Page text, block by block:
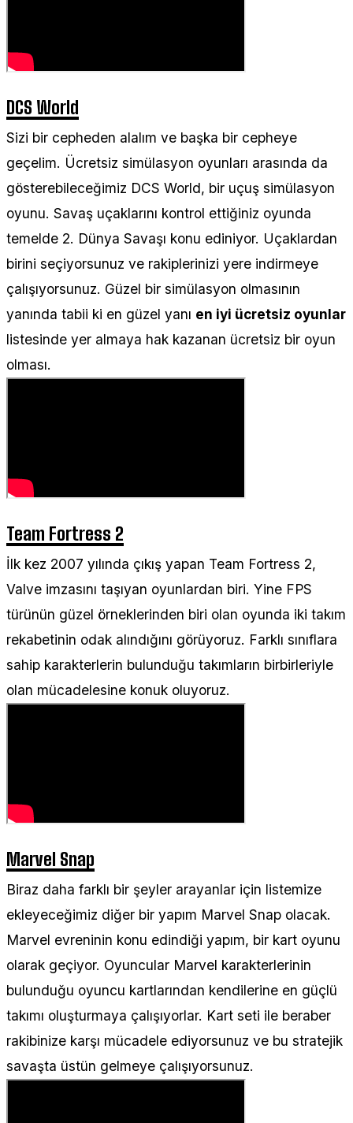
DCS World
Sizi bir cepheden alalım ve başka bir cepheye
geçelim. Ücretsiz simülasyon oyunları arasında da
gösterebileceğimiz DCS World, bir uçuş simülasyon
oyunu. Savaş uçaklarını kontrol ettiğiniz oyunda
temelde 2. Dünya Savaşı konu ediniyor. Uçaklardan
birini seçiyorsunuz ve rakiplerinizi yere indirmeye
çalışıyorsunuz. Güzel bir simülasyon olmasının
yanında tabii ki en güzel yanı en iyi ücretsiz oyunlar
listesinde yer almaya hak kazanan ücretsiz bir oyun
olması.
Team Fortress 2
İlk kez 2007 yılında çıkış yapan Team Fortress 2,
Valve imzasını taşıyan oyunlardan biri. Yine FPS
türünün güzel örneklerinden biri olan oyunda iki takım
rekabetinin odak alındığını görüyoruz. Farklı sınıflara
sahip karakterlerin bulunduğu takımların birbirleriyle
olan mücadelesine konuk oluyoruz.
Marvel Snap
Biraz daha farklı bir şeyler arayanlar için listemize
ekleyeceğimiz diğer bir yapım Marvel Snap olacak.
Marvel evreninin konu edindiği yapım, bir kart oyunu
olarak geçiyor. Oyuncular Marvel karakterlerinin
bulunduğu oyuncu kartlarından kendilerine en güçlü
takımı oluşturmaya çalışıyorlar. Kart seti ile beraber
rakibinize karşı mücadele ediyorsunuz ve bu stratejik
savaşta üstün gelmeye çalışıyorsunuz.